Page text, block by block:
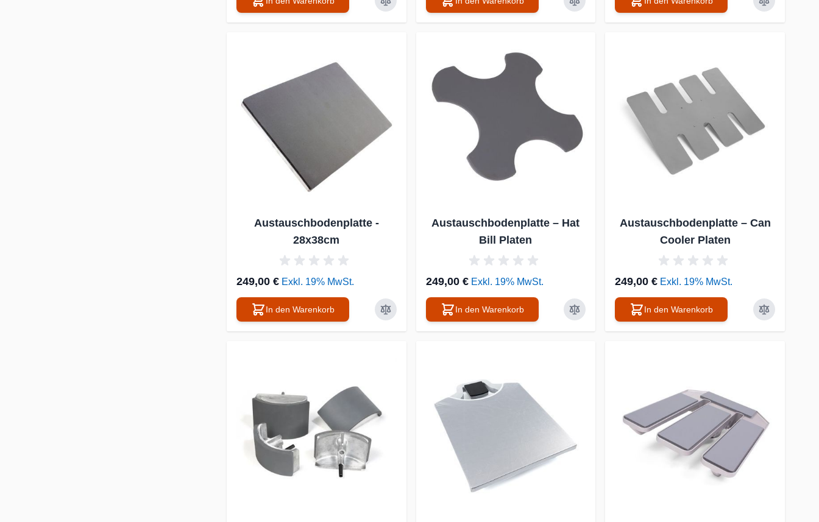
Austauschbodenplatte -
28x38cm
249,00 € Exkl. 19% MwSt.
In den Warenkorb
Austauschbodenplatte – Hat
Bill Platen
249,00 € Exkl. 19% MwSt.
In den Warenkorb
Austauschbodenplatte – Can
Cooler Platen
249,00 € Exkl. 19% MwSt.
In den Warenkorb